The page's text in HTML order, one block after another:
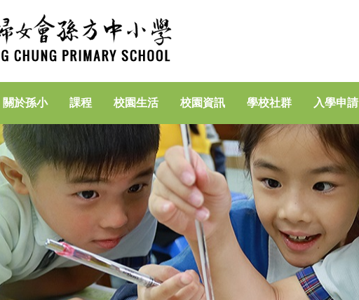
關於孫小 課程 校園生活 校園資訊 學校社群 入學申請